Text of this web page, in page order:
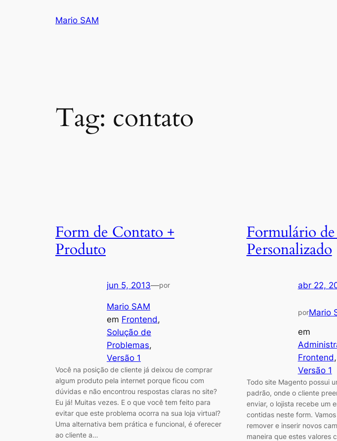
Mario SAM
Tag: contato
Form de Contato +
Produto
jun 5, 2013—por
Mario SAM
em Frontend
Solução de
Problemas
Versão 1
Você na posição de cliente já deixou de comprar
algum produto pela internet porque ficou com
dúvidas e não encontrou respostas claras no site?
Eu já! Muitas vezes. E o que você tem feito para
evitar que este problema ocorra na sua loja virtual?
Uma alternativa bem prática e funcional, é oferecer
ao cliente a…
Formulário
Personalizado
abr 22,
porMario
em
Frontend
Versão 1
Todo site Magento possui
padrão, onde o cliente
enviar, o lojista recebe um
contidas neste form.
remover e inserir novos
maneira que estes valores